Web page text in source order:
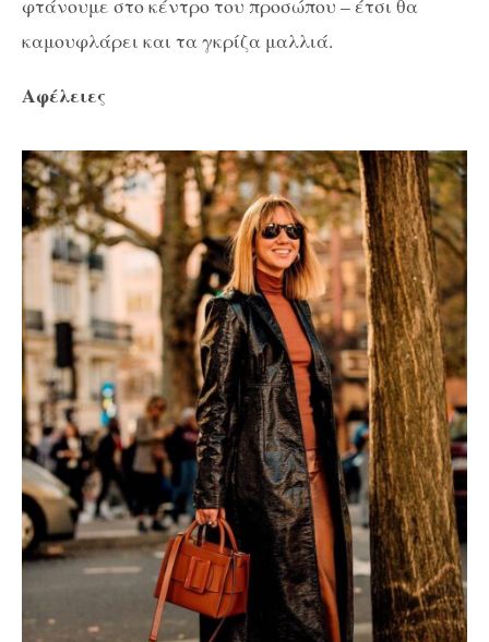
φτάνουμε στο κέντρο του προσώπου – έτσι θα
καμουφλάρει και τα γκρίζα μαλλιά.
Αφέλειες